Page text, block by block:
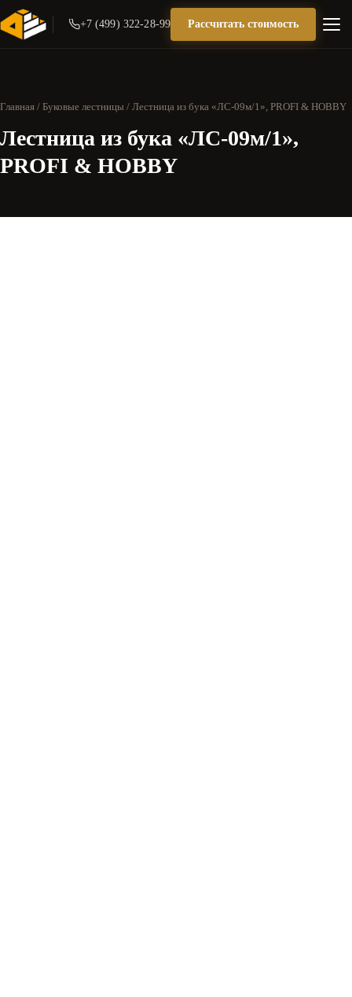
+7 (499) 322-28-99 Рассчитать стоимость
Главная / Буковые лестницы / Лестница из бука «ЛС-09м/1», PROFI & HOBBY
Лестница из бука «ЛС-09м/1»,
PROFI & HOBBY